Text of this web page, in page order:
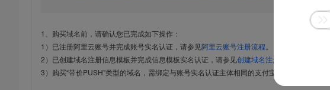
1、购买域名前，请确认您已完成如下操作：
1）已注册阿里云账号并完成账号实名认证，请参见阿里云账号注册流程
2）已创建域名注册信息模板并完成信息模板实名认证，请参见创建域名注册信息模板
3）购买“带价PUSH”类型的域名，需绑定与账号实名认证主体相同的支付宝，进入